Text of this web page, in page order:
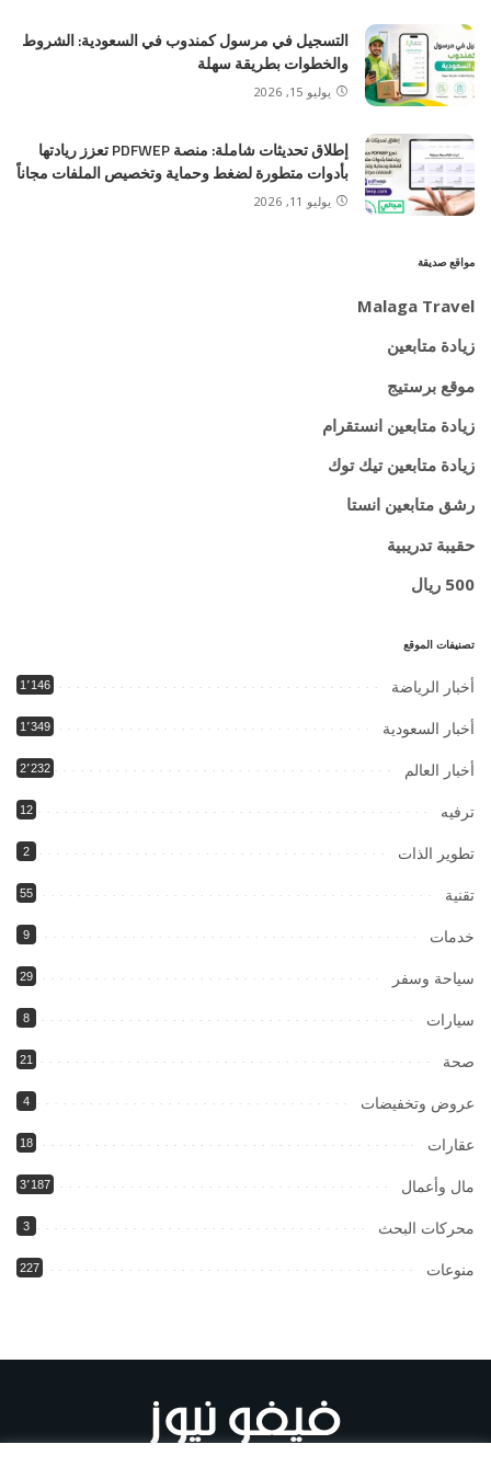
التسجيل في مرسول كمندوب في السعودية: الشروط
والخطوات بطريقة سهلة
يوليو 15, 2026
إطلاق تحديثات شاملة: منصة PDFWEP تعزز ريادتها
بأدوات متطورة لضغط وحماية وتخصيص الملفات مجاناً
يوليو 11, 2026
مواقع صديقة
Malaga Travel
زيادة متابعين
موقع برستيج
زيادة متابعين انستقرام
زيادة متابعين تيك توك
رشق متابعين انستا
حقيبة تدريبية
500 ريال
تصنيفات الموقع
أخبار الرياضة 1٬146
أخبار السعودية 1٬349
أخبار العالم 2٬232
ترفيه 12
تطوير الذات 2
تقنية 55
خدمات 9
سياحة وسفر 29
سيارات 8
صحة 21
عروض وتخفيضات 4
عقارات 18
مال وأعمال 3٬187
محركات البحث 3
منوعات 227